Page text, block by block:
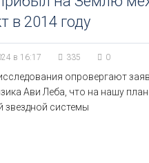
в 2014 году
в 16:17 335 0
опровергают
Ави Леба, что на нашу
звездной системы